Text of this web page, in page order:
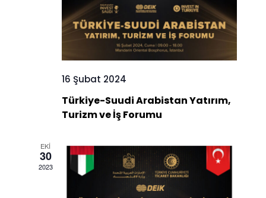
16 Şubat 2024
Türkiye-Suudi Arabistan Yatırım,
Turizm ve İş Forumu
EKI
30
2023